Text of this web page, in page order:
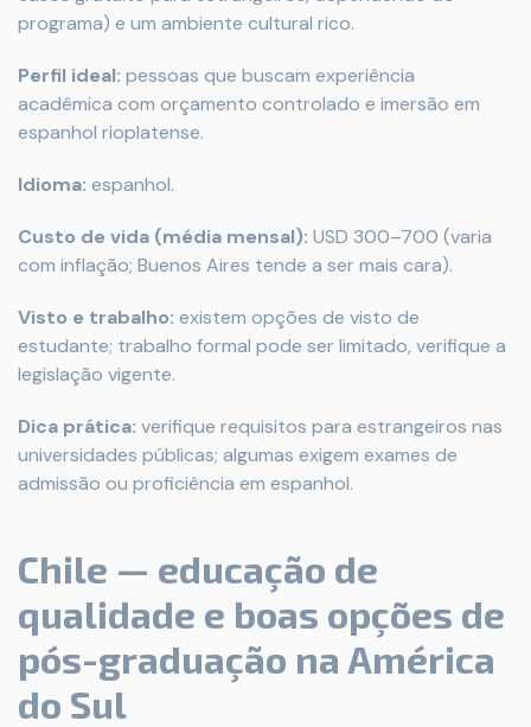
programa) e um ambiente cultural rico.
Perfil ideal: pessoas que buscam experiência
acadêmica com orçamento controlado e imersão em
espanhol rioplatense.
Idioma: espanhol.
Custo de vida (média mensal): USD 300–700 (varia
com inflação; Buenos Aires tende a ser mais cara).
Visto e trabalho: existem opções de visto de
estudante; trabalho formal pode ser limitado, verifique a
legislação vigente.
Dica prática: verifique requisitos para estrangeiros nas
universidades públicas; algumas exigem exames de
admissão ou proficiência em espanhol.
Chile — educação de
qualidade e boas opções de
pós-graduação na América
do Sul